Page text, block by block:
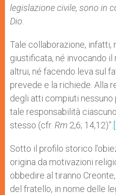
legislazione civile, sono in
Dio
Tale collaborazione, infatti,
giustificata, né invocando
altrui, né facendo leva sul
prevede e la richiede. Alla
degli atti compiuti nessuno
tale responsabilità
stesso (cfr. Rm 2,6; 14,12)”.
Sotto il profilo storico
origina da motivazioni
obbedire al tiranno
del fratello, in nome delle